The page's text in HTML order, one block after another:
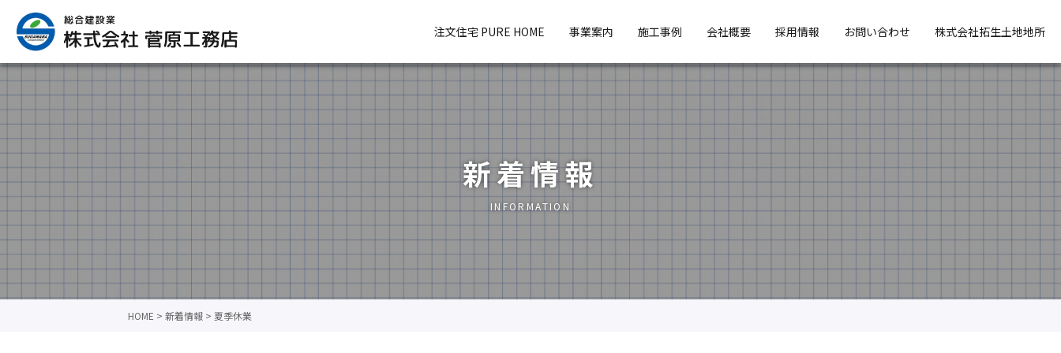
注文住宅 PURE HOME 事業案内 施工事例 会社概要 採用情報 お問い合わせ 株式会社拓生土地地所
新着情報
INFORMATION
HOME > 新着情報 > 夏季休業